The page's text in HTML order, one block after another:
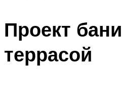
Проект
террасой